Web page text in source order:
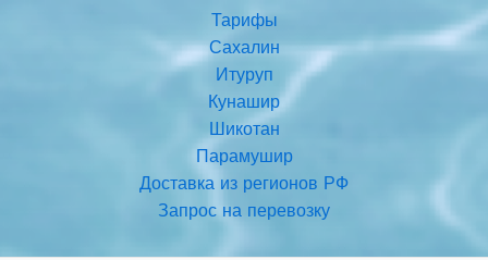
Тарифы
Сахалин
Итуруп
Кунашир
Шикотан
Парамушир
Доставка из регионов РФ
Запрос на перевозку